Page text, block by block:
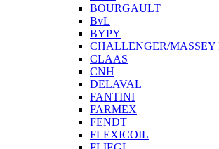
BOURGAULT
BvL
BYPY
CHALLENGER/MASSEY
CLAAS
CNH
DELAVAL
FANTINI
FARMEX
FENDT
FLEXICOIL